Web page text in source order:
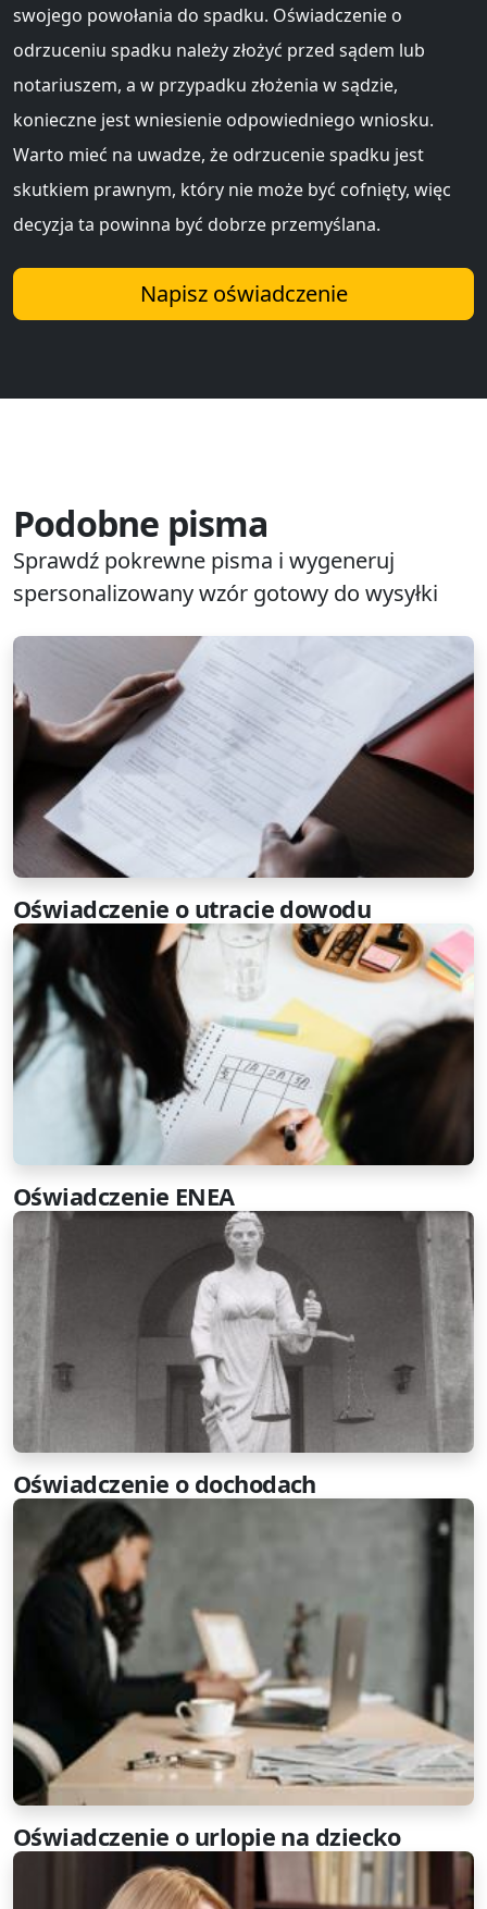
swojego powołania do spadku. Oświadczenie o
odrzuceniu spadku należy złożyć przed sądem lub
notariuszem, a w przypadku złożenia w sądzie,
konieczne jest wniesienie odpowiedniego wniosku.
Warto mieć na uwadze, że odrzucenie spadku jest
skutkiem prawnym, który nie może być cofnięty, więc
decyzja ta powinna być dobrze przemyślana.
Napisz oświadczenie
Podobne pisma
Sprawdź pokrewne pisma i wygeneruj
spersonalizowany wzór gotowy do wysyłki
Oświadczenie o utracie dowodu
Oświadczenie ENEA
Oświadczenie o dochodach
Oświadczenie o urlopie na dziecko